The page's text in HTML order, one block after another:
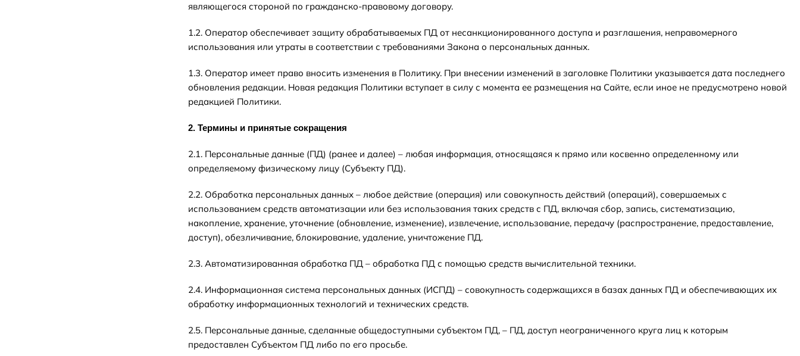
являющегося стороной по гражданско-правовому договору.
1.2. Оператор обеспечивает защиту обрабатываемых ПД от несанкционированного доступа и разглашения, неправомерного
использования или утраты в соответствии с требованиями Закона о персональных данных.
1.3. Оператор имеет право вносить изменения в Политику. При внесении изменений в заголовке Политики указывается дата последнего
обновления редакции. Новая редакция Политики вступает в силу с момента ее размещения на Сайте, если иное не предусмотрено новой
редакцией Политики.
2. Термины и принятые сокращения
2.1. Персональные данные (ПД) (ранее и далее) – любая информация, относящаяся к прямо или косвенно определенному или
определяемому физическому лицу (Субъекту ПД).
2.2. Обработка персональных данных – любое действие (операция) или совокупность действий (операций), совершаемых с
использованием средств автоматизации или без использования таких средств с ПД, включая сбор, запись, систематизацию,
накопление, хранение, уточнение (обновление, изменение), извлечение, использование, передачу (распространение, предоставление,
доступ), обезличивание, блокирование, удаление, уничтожение ПД.
2.3. Автоматизированная обработка ПД – обработка ПД с помощью средств вычислительной техники.
2.4. Информационная система персональных данных (ИСПД) – совокупность содержащихся в базах данных ПД и обеспечивающих их
обработку информационных технологий и технических средств.
2.5. Персональные данные, сделанные общедоступными субъектом ПД, – ПД, доступ неограниченного круга лиц к которым
предоставлен Субъектом ПД либо по его просьбе.